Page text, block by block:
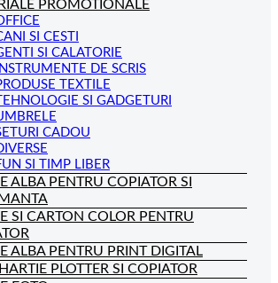
PROMOTIONALE
SI CESTI
SI CALATORIE
INSTRUMENTE DE SCRIS
TEXTILE
TEHNOLOGIE SI GADGETURI
CADOU
SI TIMP LIBER
ALBA PENTRU COPIATOR SI
SI CARTON COLOR PENTRU
ALBA PENTRU PRINT DIGITAL
PLOTTER SI COPIATOR